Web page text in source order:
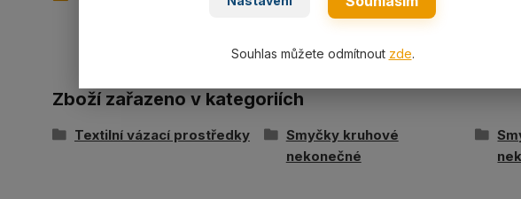
Zboží zařazeno v kategoriích
Textilní vázací prostředky
Smyčky kruhové
nekonečné
Souhlas můžete odmítnout zde.